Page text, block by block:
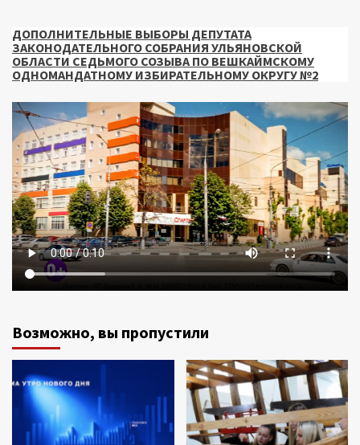
ДОПОЛНИТЕЛЬНЫЕ ВЫБОРЫ ДЕПУТАТА
ЗАКОНОДАТЕЛЬНОГО СОБРАНИЯ УЛЬЯНОВСКОЙ
ОБЛАСТИ СЕДЬМОГО СОЗЫВА ПО ВЕШКАЙМСКОМУ
ОДНОМАНДАТНОМУ ИЗБИРАТЕЛЬНОМУ ОКРУГУ №2
Возможно, вы пропустили